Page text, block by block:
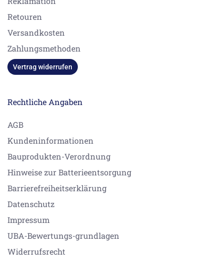
Retouren
Versandkosten
Zahlungsmethoden
Vertrag widerrufen
Rechtliche Angaben
AGB
Kundeninformationen
Bauprodukten-Verordnung
Hinweise zur Batterieentsorgung
Barrierefreiheitserklärung
Datenschutz
Impressum
UBA-Bewertungs-grundlagen
Widerrufsrecht